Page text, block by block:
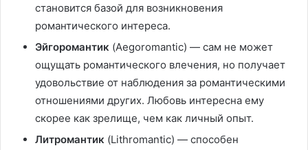
становится базой для возникновения
романтического интереса.
Эйгоромантик (Aegoromantic) — сам не может
ощущать романтического влечения, но получает
удовольствие от наблюдения за романтическими
отношениями других. Любовь интересна ему
скорее как зрелище, чем как личный опыт.
Литромантик (Lithromantic) — способен